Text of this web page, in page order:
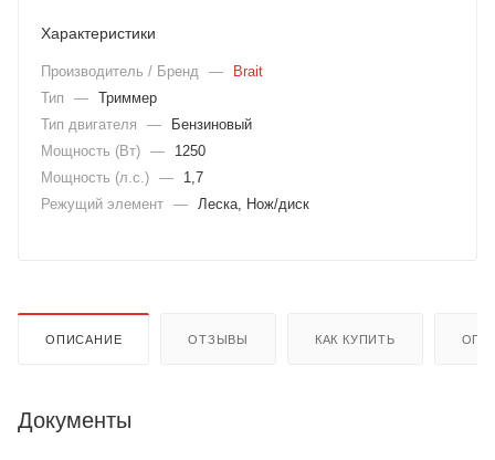
Характеристики
Производитель / Бренд —
Brait
Тип
— Триммер
Тип двигателя
—
Бензиновый
Мощность (Вт) —
1250
Мощность (л.с.) —
1,7
Режущий элемент — Леска, Нож/диск
ОПИСАНИЕ ОТЗЫВЫ КАК КУПИТЬ
Документы